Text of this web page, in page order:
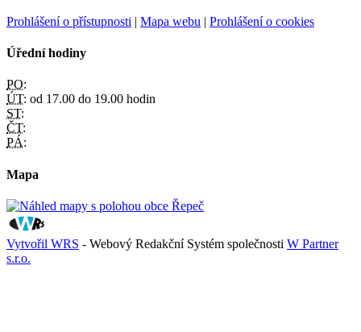
Prohlášení o přístupnosti | Mapa webu | Prohlášení o cookies
Úřední hodiny
PO:
ÚT: od 17.00 do 19.00 hodin
ST:
ČT:
PÁ:
Mapa
Vytvořil WRS - Webový Redakční Systém společnosti W Partner
s.r.o.